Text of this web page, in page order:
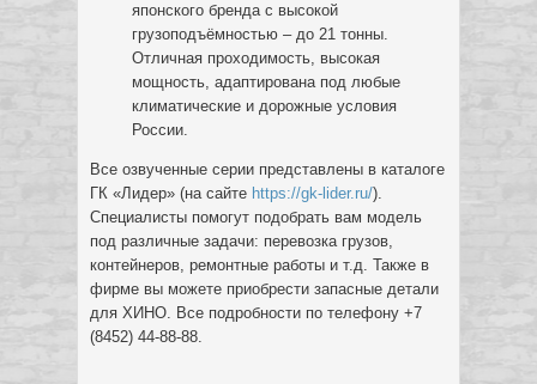
японского бренда с высокой
грузоподъёмностью – до 21 тонны.
Отличная проходимость, высокая
мощность, адаптирована под любые
климатические и дорожные условия
России.
Все озвученные серии представлены в каталоге
ГК «Лидер» (на сайте https://gk-lider.ru/).
Специалисты помогут подобрать вам модель
под различные задачи: перевозка грузов,
контейнеров, ремонтные работы и т.д. Также в
фирме вы можете приобрести запасные детали
для ХИНО. Все подробности по телефону +7
(8452) 44-88-88.